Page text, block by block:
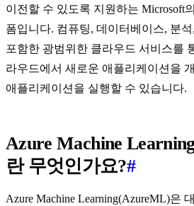
이전할 수 있도록 지원하는 Microsoft의
폼입니다. 컴퓨팅, 데이터베이스, 분석,
포함한 광범위한 클라우드 서비스를
라우드에서 새로운 애플리케이션을
애플리케이션을 실행할 수 있습니다.
Azure Machine
란 무엇인가요?#
Azure Machine Learning(AzureML)은